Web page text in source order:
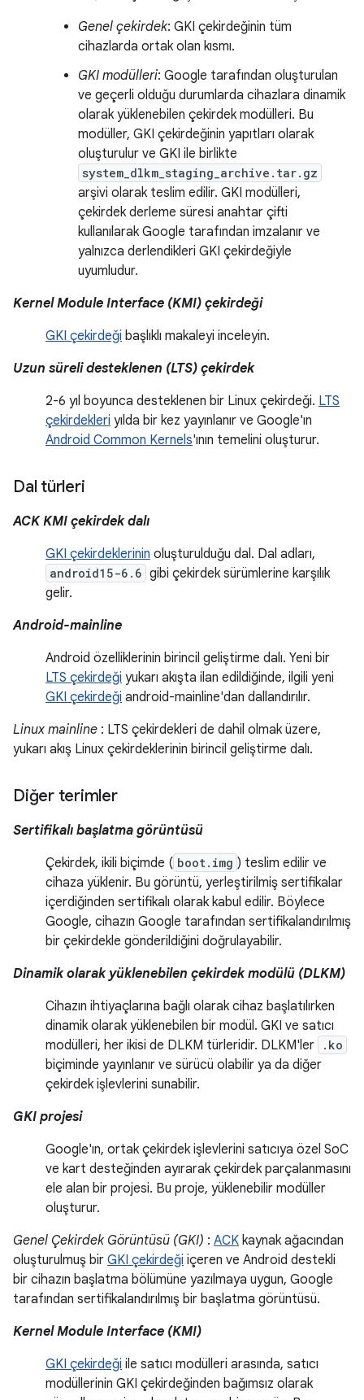
Genel çekirdek: GKI çekirdeğinin tüm
cihazlarda ortak olan kısmı.
GKI modülleri: Google tarafından oluşturulan
ve geçerli olduğu durumlarda cihazlara dinamik
olarak yüklenebilen çekirdek modülleri. Bu
modüller, GKI çekirdeğinin yapıtları olarak
oluşturulur ve GKI ile birlikte
system_dlkm_staging_archive.tar.gz
arşivi olarak teslim edilir. GKI modülleri,
çekirdek derleme süresi anahtar çifti
kullanılarak Google tarafından imzalanır ve
yalnızca derlendikleri GKI çekirdeğiyle
uyumludur.
Kernel Module Interface (KMI) çekirdeği
GKI çekirdeği başlıklı makaleyi inceleyin.
Uzun süreli desteklenen (LTS) çekirdek
2-6 yıl boyunca desteklenen bir Linux çekirdeği. LTS
çekirdekleri yılda bir kez yayınlanır ve Google'ın
Android Common Kernels'ının temelini oluşturur.
Dal türleri
ACK KMI çekirdek dalı
GKI çekirdeklerinin oluşturulduğu dal. Dal adları,
android15-6.6 gibi çekirdek sürümlerine karşılık
gelir.
Android-mainline
Android özelliklerinin birincil geliştirme dalı. Yeni bir
LTS çekirdeği yukarı akışta ilan edildiğinde, ilgili yeni
GKI çekirdeği android-mainline'dan dallandırılır.
Linux mainline : LTS çekirdekleri de dahil olmak üzere,
yukarı akış Linux çekirdeklerinin birincil geliştirme dalı.
Diğer terimler
Sertifikalı başlatma görüntüsü
Çekirdek, ikili biçimde ( boot.img ) teslim edilir ve
cihaza yüklenir. Bu görüntü, yerleştirilmiş sertifikalar
içerdiğinden sertifikalı olarak kabul edilir. Böylece
Google, cihazın Google tarafından sertifikalandırılmış
bir çekirdekle gönderildiğini doğrulayabilir.
Dinamik olarak yüklenebilen çekirdek modülü (DLKM)
Cihazın ihtiyaçlarına bağlı olarak cihaz başlatılırken
dinamik olarak yüklenebilen bir modül. GKI ve satıcı
modülleri, her ikisi de DLKM türleridir. DLKM'ler
.ko
biçiminde yayınlanır ve sürücü olabilir ya da diğer
çekirdek işlevlerini sunabilir.
GKI projesi
Google'ın, ortak çekirdek işlevlerini satıcıya özel SoC
ve kart desteğinden ayırarak çekirdek parçalanmasını
ele alan bir projesi. Bu proje, yüklenebilir modüller
oluşturur.
Genel Çekirdek Görüntüsü (GKI) : ACK kaynak ağacından
oluşturulmuş bir GKI çekirdeği içeren ve Android destekli
bir cihazın başlatma bölümüne yazılmaya uygun, Google
tarafından sertifikalandırılmış bir başlatma görüntüsü.
Kernel Module Interface (KMI)
GKI çekirdeği ile satıcı modülleri arasında, satıcı
modüllerinin GKI çekirdeğinden bağımsız olarak